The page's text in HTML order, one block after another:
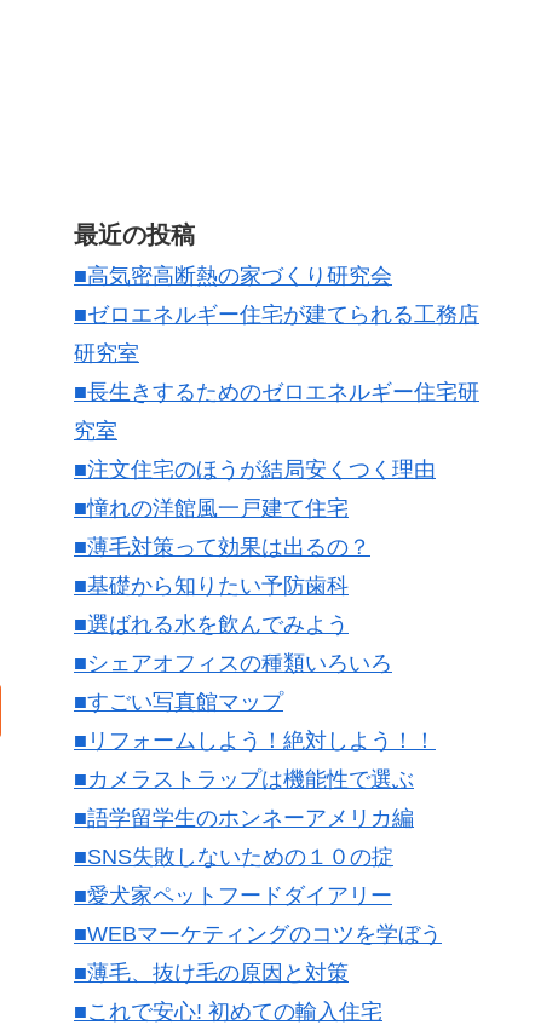
最近の投稿
■高気密高断熱の家づくり研究会
■ゼロエネルギー住宅が建てられる工務店
研究室
■長生きするためのゼロエネルギー住宅研
究室
■注文住宅のほうが結局安くつく理由
■憧れの洋館風一戸建て住宅
■薄毛対策って効果は出るの？
■基礎から知りたい予防歯科
■選ばれる水を飲んでみよう
■シェアオフィスの種類いろいろ
■すごい写真館マップ
■リフォームしよう！絶対しよう！！
■カメラストラップは機能性で選ぶ
■語学留学生のホンネーアメリカ編
■SNS失敗しないための１０の掟
■愛犬家ペットフードダイアリー
■WEBマーケティングのコツを学ぼう
■薄毛、抜け毛の原因と対策
■これで安心! 初めての輸入住宅